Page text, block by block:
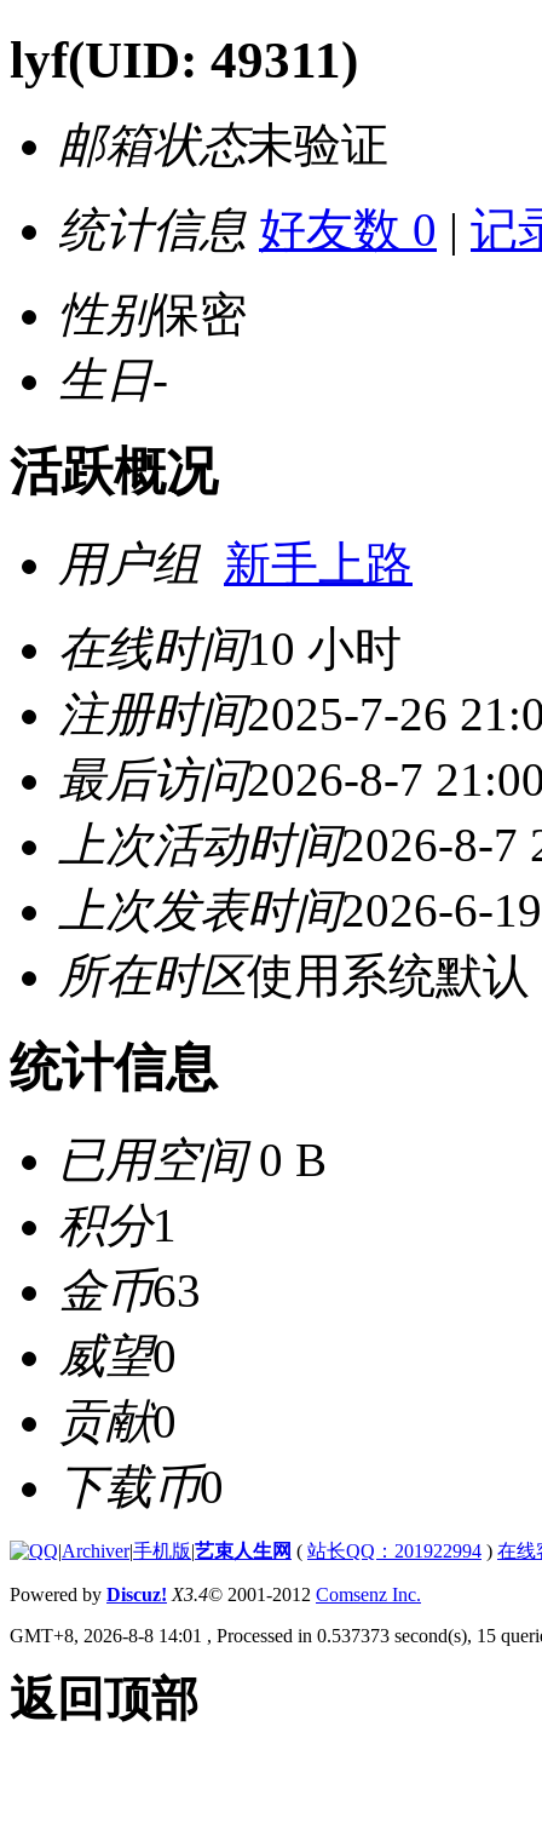
lyf(UID: 49311)
邮箱状态未验证
统计信息 好友数 0 | 记
性别保密
生日-
活跃概况
用户组 新手上路
在线时间10 小时
注册时间2025-7-26
最后访问2026-8-7
上次活动时间2026-8-7
上次发表时间2026-6-
所在时区使用系统默认
统计信息
已用空间0 B
积分1
金币63
威望0
贡献0
下载币0
|Archiver|手机版|艺束人生网 ( 站长QQ：201922994 ) 在线
Powered by Discuz! X3.4© 2001-2012 Comsenz Inc.
GMT+8, 2026-8-8 14:01 , Processed in 0.537373 second(s), 15
返回顶部